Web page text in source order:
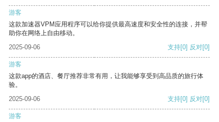
游客
这款加速器VPM应用程序可以给你提供最高速度和安全性的连接，并帮
助你在网络上自由移动。
2025-09-06
支持[0] 反对[0]
游客
这款app的酒店、餐厅推荐非常有用，让我能够享受到高品质的旅行体
验。
2025-09-06
支持[0] 反对[0]
游客